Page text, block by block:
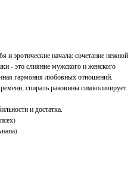
и эротические начала: сочетание нежной
- это слияние мужского и женского
гармония любовных отношений.
спираль раковины символизирует
и достатка.